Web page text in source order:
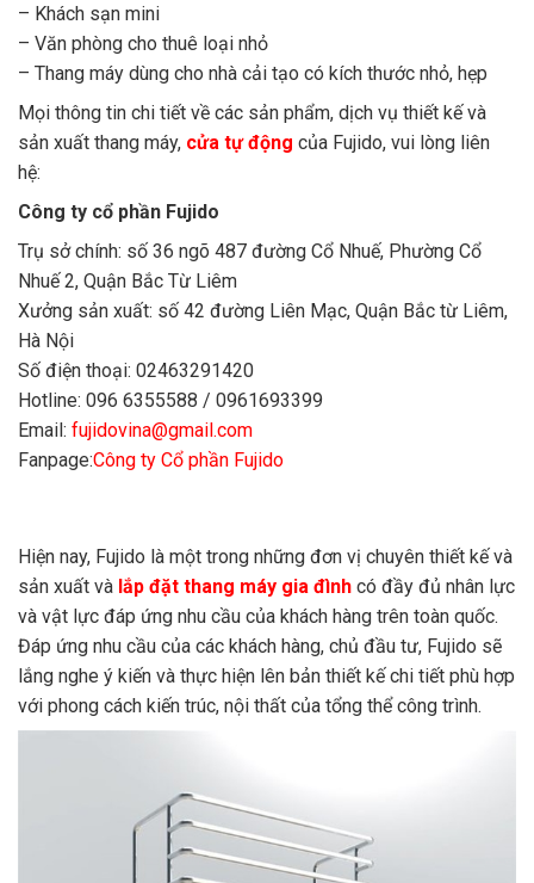
– Khách sạn mini
– Văn phòng cho thuê loại nhỏ
– Thang máy dùng cho nhà cải tạo có kích thước nhỏ, hẹp
Mọi thông tin chi tiết về các sản phẩm, dịch vụ thiết kế và
sản xuất thang máy, cửa tự động của Fujido, vui lòng liên
hệ:
Công ty cổ phần Fujido
Trụ sở chính: số 36 ngõ 487 đường Cổ Nhuế, Phường Cổ
Nhuế 2, Quận Bắc Từ Liêm
Xưởng sản xuất: số 42 đường Liên Mạc, Quận Bắc từ Liêm,
Hà Nội
Số điện thoại: 02463291420
Hotline: 096 6355588 / 0961693399
Email: fujidovina@gmail.com
Fanpage:Công ty Cổ phần Fujido
Hiện nay, Fujido là một trong những đơn vị chuyên thiết kế và
sản xuất và lắp đặt thang máy gia đình có đầy đủ nhân lực
và vật lực đáp ứng nhu cầu của khách hàng trên toàn quốc.
Đáp ứng nhu cầu của các khách hàng, chủ đầu tư, Fujido sẽ
lắng nghe ý kiến và thực hiện lên bản thiết kế chi tiết phù hợp
với phong cách kiến trúc, nội thất của tổng thể công trình.